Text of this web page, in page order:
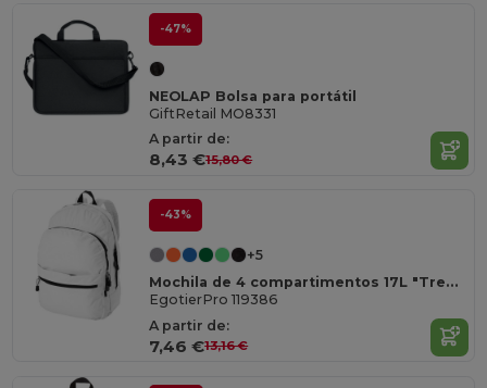
-47%
NEOLAP Bolsa para portátil
GiftRetail MO8331
A partir de:
8,43 €15,80 €
-43%
+5
Mochila de 4 compartimentos 17L "Trend"
EgotierPro 119386
A partir de:
7,46 €13,16 €